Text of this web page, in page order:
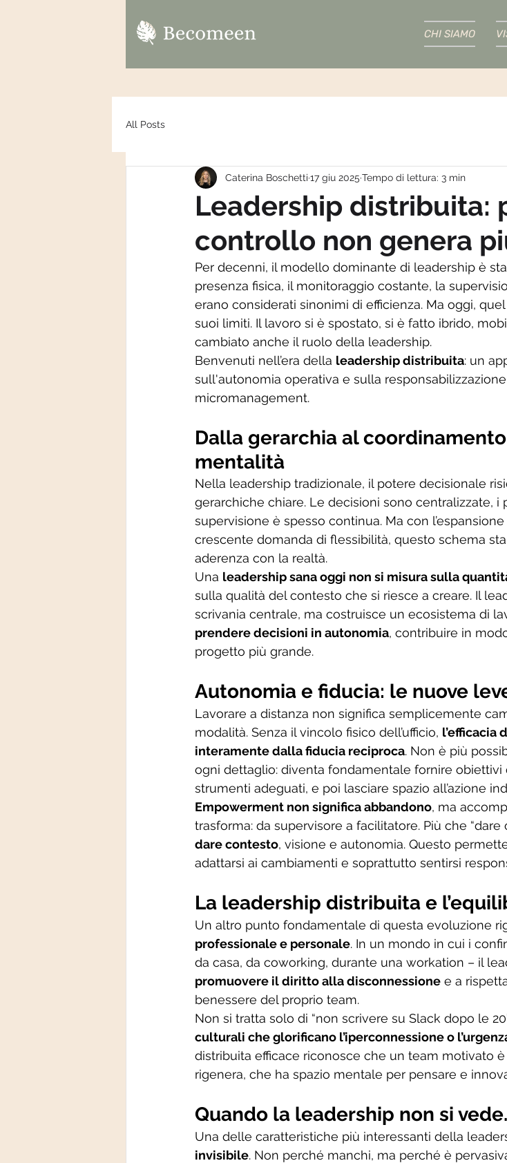
CHI SIAMO
All Posts
Leadership distribuita:
controllo non genera
Caterina Boschetti 17 giu 2025 Tempo di lettura: 3 min
Per decenni, il modello dominante di leadership è
presenza fisica, il monitoraggio costante, la
erano considerati sinonimi di efficienza. Ma oggi,
suoi limiti. Il lavoro si è spostato, si è fatto ibrido,
cambiato anche il ruolo della leadership.
Benvenuti nell’era della leadership distribuita: un
sull'autonomia operativa e sulla
micromanagement.
Dalla gerarchia al
mentalità
Nella leadership tradizionale, il potere decisionale
gerarchiche chiare. Le decisioni sono centralizzate, i
supervisione è spesso continua. Ma con
crescente domanda di flessibilità, questo schema
aderenza con la realtà.
Una leadership sana oggi non si misura sulla
sulla qualità del contesto che si riesce a creare. Il
scrivania centrale, ma costruisce un ecosistema di
prendere decisioni in autonomia, contribuire in
progetto più grande.
Autonomia e fiducia: le nuove
Lavorare a distanza non significa semplicemente
modalità. Senza il vincolo fisico dell’ufficio, l’efficacia
interamente dalla fiducia reciproca. Non è più
ogni dettaglio: diventa fondamentale fornire
strumenti adeguati, e poi lasciare spazio all’azione
Empowerment non significa abbandono, ma
trasforma: da supervisore a facilitatore. Più che “dare
dare contesto, visione e autonomia. Questo
adattarsi ai cambiamenti e soprattutto sentirsi
La leadership distribuita e
Un altro punto fondamentale di questa evoluzione
professionale e personale. In un mondo in cui i
da casa, da coworking, durante una workation – il
promuovere il diritto alla disconnessione e a
benessere del proprio team.
Non si tratta solo di “non scrivere su Slack dopo le
culturali che glorificano l’iperconnessione o
distribuita efficace riconosce che un team motivato
rigenera, che ha spazio mentale per pensare e
Quando la leadership non si
Una delle caratteristiche più interessanti della
invisibile. Non perché manchi, ma perché è